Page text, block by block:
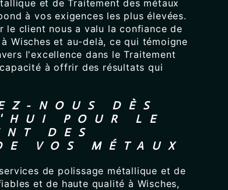
et de Traitement des métaux
à vos exigences les plus élevées.
le client nous a valu la confiance de
Wisches et au-delà, ce qui témoigne
l'excellence dans le Traitement
à offrir des résultats qui
NOUS DÈS
POUR LE
DES
VOS MÉTAUX
de polissage métallique et de
et de haute qualité à Wisches,